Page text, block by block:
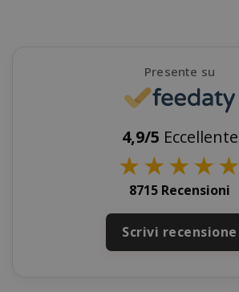
Presente su
4,9/5 Eccellente
★★★★★
8715 Recensioni
Scrivi recensione